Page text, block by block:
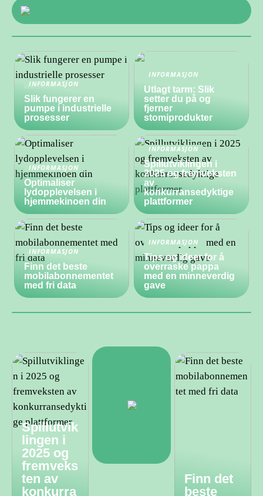
INFORMASJON
Slik fungerer en
pumpe i industrielle
prosesser
INFORMASJON
Utlagt tarm: Slik
setter du på og
fjerner
stomiprodukter
INFORMASJON
Optimaliser
lydopplevelsen i
hjemmekinoen din
INFORMASJON
Spillutviklingen i
2025 og fremveksten
av
konkurransedyktige
plattformer
INFORMASJON
Finn det beste
mobilabonnementet
med fri data
INFORMASJON
Tips og ideer for å
overraske pappa
med en minneverdig
gave
Spillutvik
lingen i
2025 og
fremveks
ten av
konkurra
Finn det
beste